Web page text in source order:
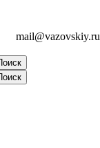
mail@vazovskiy.ru